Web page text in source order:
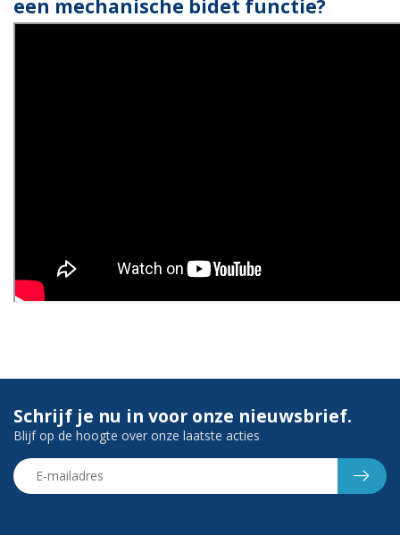
een mechanische bidet functie?
Schrijf je nu in voor onze nieuwsbrief.
Blijf op de hoogte over onze laatste acties